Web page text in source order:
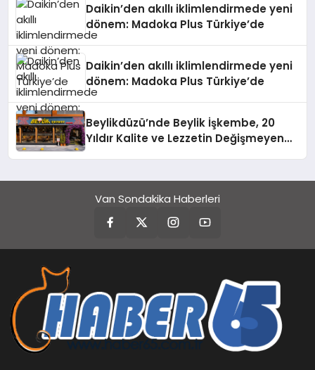
Daikin’den akıllı iklimlendirmede yeni
dönem: Madoka Plus Türkiye’de
Daikin’den akıllı iklimlendirmede yeni
dönem: Madoka Plus Türkiye’de
Beylikdüzü’nde Beylik İşkembe, 20
Yıldır Kalite ve Lezzetin Değişmeyen
Van Sondakika Haberleri